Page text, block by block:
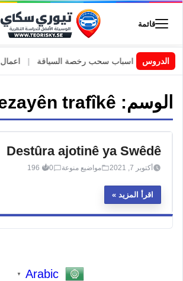
قائمة
الدروسالسويد | اسباب سحب رخصة السياقة اعمال
الوسم: trafîkê
Destûra ajotinê ya Swêdê
أكتوبر 7, 2021 مواضيع منوعة 0
196
اقرأ المزيد
Arabic
▼